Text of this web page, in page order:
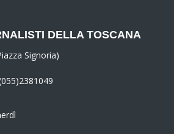
DELLA TOSCANA
Signoria)